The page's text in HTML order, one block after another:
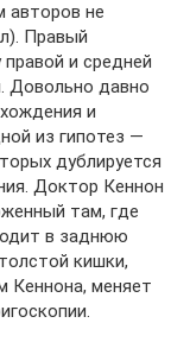
авторов не
Правый
и средней
Довольно давно
и
из гипотез —
дублируется
Доктор Кеннон
там, где
в заднюю
кишки,
Кеннона, меняет